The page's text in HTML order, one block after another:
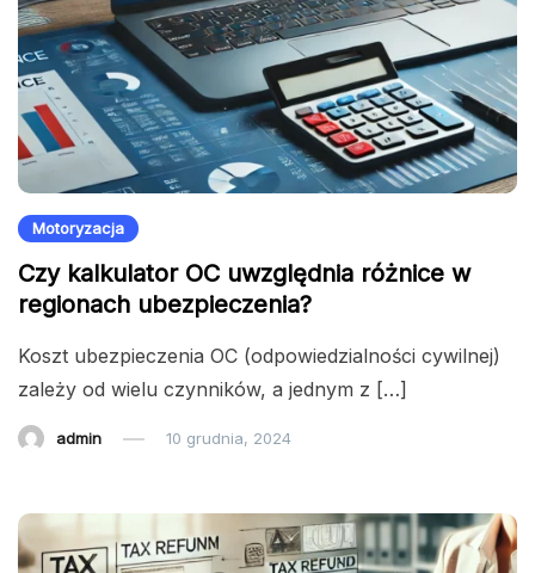
Motoryzacja
Czy kalkulator OC uwzględnia różnice w
regionach ubezpieczenia?
Koszt ubezpieczenia OC (odpowiedzialności cywilnej)
zależy od wielu czynników, a jednym z […]
admin 10 grudnia, 2024